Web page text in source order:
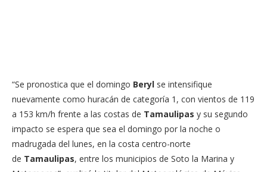
“Se pronostica que el domingo Beryl se intensifique
nuevamente como huracán de categoría 1, con vientos de 119
a 153 km/h frente a las costas de Tamaulipas y su segundo
impacto se espera que sea el domingo por la noche o
madrugada del lunes, en la costa centro-norte
de Tamaulipas, entre los municipios de Soto la Marina y